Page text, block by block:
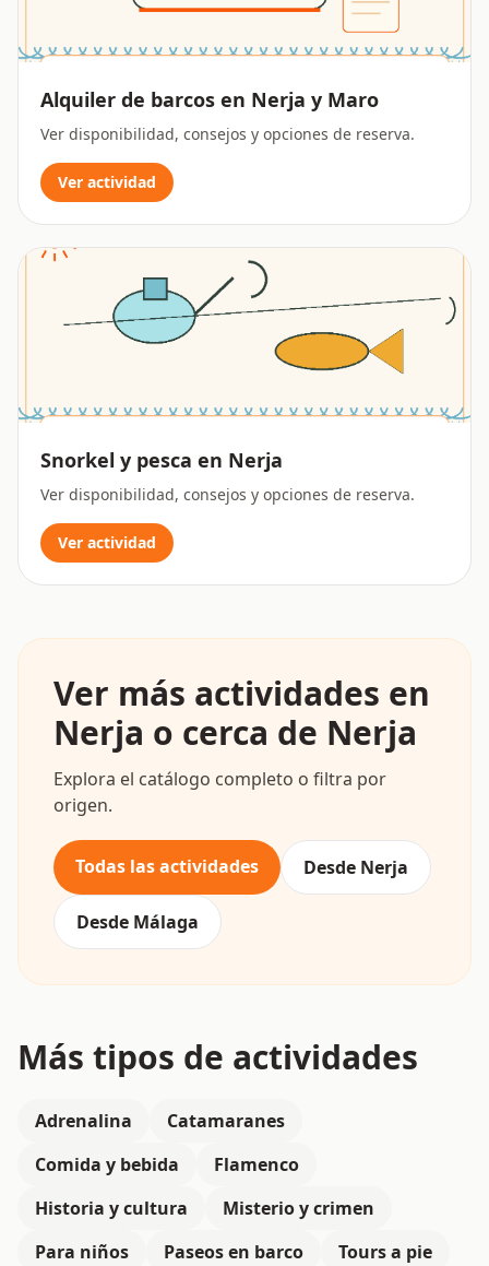
Alquiler de barcos en Nerja y Maro
Ver disponibilidad, consejos y opciones de reserva.
Ver actividad
Snorkel y pesca en Nerja
Ver disponibilidad, consejos y opciones de reserva.
Ver actividad
Ver más actividades en
Nerja o cerca de Nerja
Explora el catálogo completo o filtra por
origen.
Todas las actividades Desde Nerja
Desde Málaga
Más tipos de actividades
Adrenalina
Catamaranes
Comida y bebida
Flamenco
Historia y cultura
Misterio y crimen
Para niños
Paseos en barco
Tours a pie